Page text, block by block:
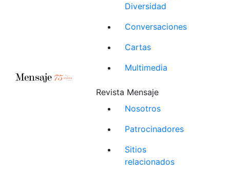
Diversidad
Conversaciones
Cartas
Multimedia
Revista Mensaje
Nosotros
Patrocinadores
Sitios
relacionados